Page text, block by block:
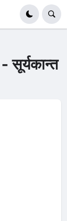
सूर्यकान्त